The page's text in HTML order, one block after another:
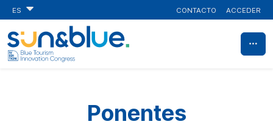
ES CONTACTO ACCEDER
Ponentes